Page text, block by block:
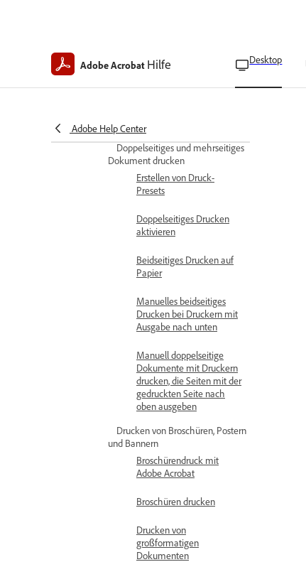
Adobe Acrobat Hilfe Desktop
Adobe Help Center
Schriften drucken
Windows aktivieren
Doppelseitiges und mehrseitiges
Dokument drucken
Erstellen von Druck-
Presets
Doppelseitiges Drucken
aktivieren
Beidseitiges Drucken auf
Papier
Manuelles beidseitiges
Drucken bei Druckern mit
Ausgabe nach unten
Manuell doppelseitige
Dokumente mit Druckern
drucken, die Seiten mit der
gedruckten Seite nach
oben ausgeben
Drucken von Broschüren, Postern
und Bannern
Broschürendruck mit
Adobe Acrobat
Broschüren drucken
Drucken von
großformatigen
Dokumenten